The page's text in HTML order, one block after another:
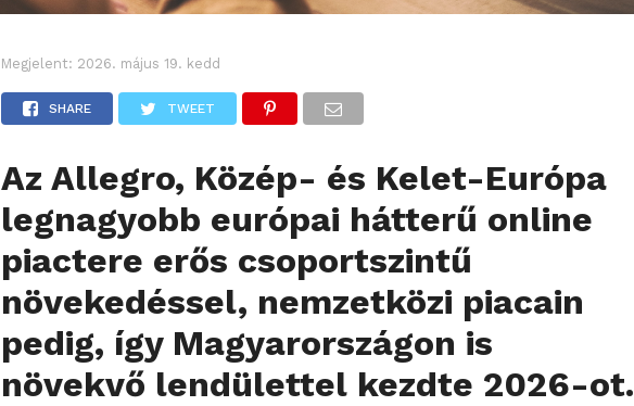
Megjelent: 2026. május 19. kedd
SHARE TWEET
Az Allegro, Közép- és Kelet-Európa
legnagyobb európai hátterű online
piactere erős csoportszintű
növekedéssel, nemzetközi piacain
pedig, így Magyarországon is
növekvő lendülettel kezdte 2026-ot.